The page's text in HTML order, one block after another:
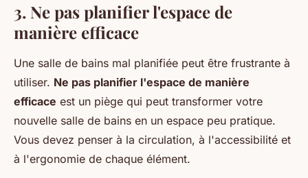
3. Ne pas planifier l'espace de
manière efficace
Une salle de bains mal planifiée peut être frustrante à
utiliser. Ne pas planifier l'espace de manière
efficace est un piège qui peut transformer votre
nouvelle salle de bains en un espace peu pratique.
Vous devez penser à la circulation, à l'accessibilité et
à l'ergonomie de chaque élément.